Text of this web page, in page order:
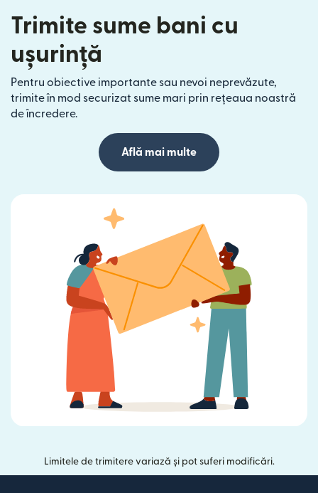
Trimite sume bani cu
ușurință
Pentru obiective importante sau nevoi neprevăzute,
trimite în mod securizat sume mari prin rețeaua noastră
de încredere.
Află mai multe
Limitele de trimitere variază și pot suferi modificări.